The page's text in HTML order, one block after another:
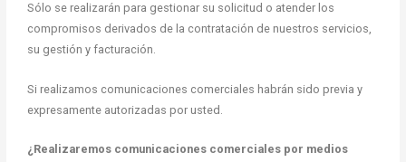
Sólo se realizarán para gestionar su solicitud o atender los
compromisos derivados de la contratación de nuestros servicios,
su gestión y facturación.
Si realizamos comunicaciones comerciales habrán sido previa y
expresamente autorizadas por usted.
¿Realizaremos comunicaciones comerciales por medios